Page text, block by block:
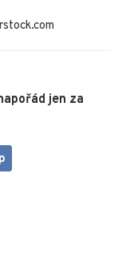
jen za